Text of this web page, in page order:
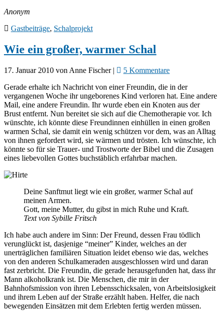
Anonym
Gastbeiträge, Schalprojekt
Wie ein großer, warmer Schal
17. Januar 2010 von Anne Fischer|
5 Kommentare
Gerade erhalte ich Nachricht von einer Freundin, die in der
vergangenen Woche ihr ungeborenes Kind verloren hat. Eine andere
Mail, eine andere Freundin. Ihr wurde eben ein Knoten aus der
Brust entfernt. Nun bereitet sie sich auf die Chemotherapie vor. Ich
wünschte, ich könnte diese Freundinnen einhüllen in einen großen
warmen Schal, sie damit ein wenig schützen vor dem, was an Alltag
von ihnen gefordert wird, sie wärmen und trösten. Ich wünschte, ich
könnte so für sie Trauer- und Trostworte der Bibel und die Zusagen
eines liebevollen Gottes buchstäblich erfahrbar machen.
Deine Sanftmut liegt wie ein großer, warmer Schal auf
meinen Armen.
Gott, meine Mutter, du gibst in mich Ruhe und Kraft.
Text von Sybille Fritsch
Ich habe auch andere im Sinn: Der Freund, dessen Frau tödlich
verunglückt ist, dasjenige “meiner” Kinder, welches an der
unerträglichen familiären Situation leidet ebenso wie das, welches
von den anderen Schulkameraden ausgeschlossen wird und daran
fast zerbricht. Die Freundin, die gerade herausgefunden hat, dass ihr
Mann alkoholkrank ist. Die Menschen, die mir in der
Bahnhofsmission von ihren Lebensschicksalen, von Arbeitslosigkeit
und ihrem Leben auf der Straße erzählt haben. Helfer, die nach
bewegenden Einsätzen mit dem Erlebten fertig werden müssen.